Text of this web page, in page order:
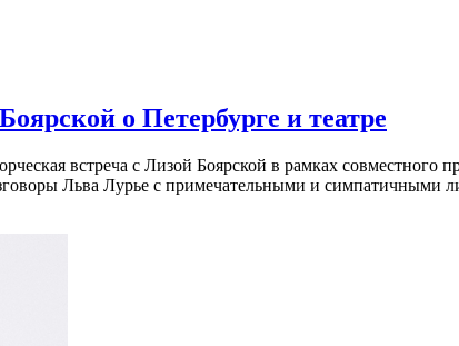
о Петербурге и театре
встреча с Лизой Боярской в рамках
Льва Лурье с примечательными и симпатичными